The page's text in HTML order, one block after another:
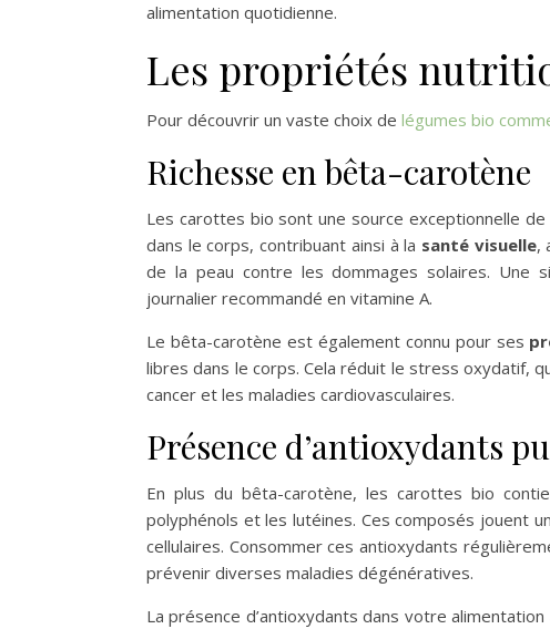
alimentation quotidienne.
Les propriétés
Pour découvrir un vaste choix de légumes bio
Richesse en bêta-carotène
Les carottes bio sont une source exceptionnelle de
dans le corps, contribuant ainsi à la santé visuelle,
de la peau contre les dommages solaires. Une
journalier recommandé en vitamine A.
Le bêta-carotène est également connu pour ses
libres dans le corps. Cela réduit le stress oxydatif,
cancer et les maladies cardiovasculaires.
Présence d’antioxydants
En plus du bêta-carotène, les carottes bio
polyphénols et les lutéines. Ces composés jouent
cellulaires. Consommer ces antioxydants
prévenir diverses maladies dégénératives.
La présence d’antioxydants dans votre